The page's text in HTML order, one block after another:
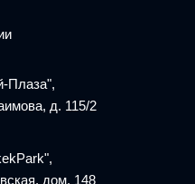
Плаза",
д. 115/2
дом. 148